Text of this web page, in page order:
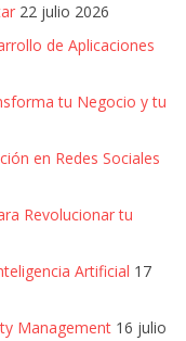
22 julio 2026
de Aplicaciones
tu Negocio y tu
en Redes Sociales
Revolucionar tu
Artificial 17
Management 16 julio